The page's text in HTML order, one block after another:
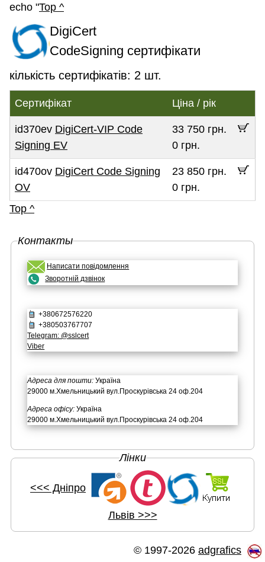
echo "Top ^
DigiCert
CodeSigning сертифікати
кількість сертифікатів: 2 шт.
Сертифікат Ціна / рік
id370ev DigiCert-VIP Code
Signing EV
33 750 грн.
0 грн.
id470ov DigiCert Code Signing
OV
23 850 грн.
0 грн.
Top ^
Контакты
Написати повідомлення
Зворотній дзвінок
+380672576220
+380503767707
Telegram: @sslcert
Viber
Адреса для пошти: Україна
29000 м.Хмельницький вул.Проскурівська 24 оф.204
Адреса офісу: Україна
29000 м.Хмельницький вул.Проскурівська 24 оф.204
Лінки
<<< Дніпро
Львів >>>
© 1997-2026 adgrafics